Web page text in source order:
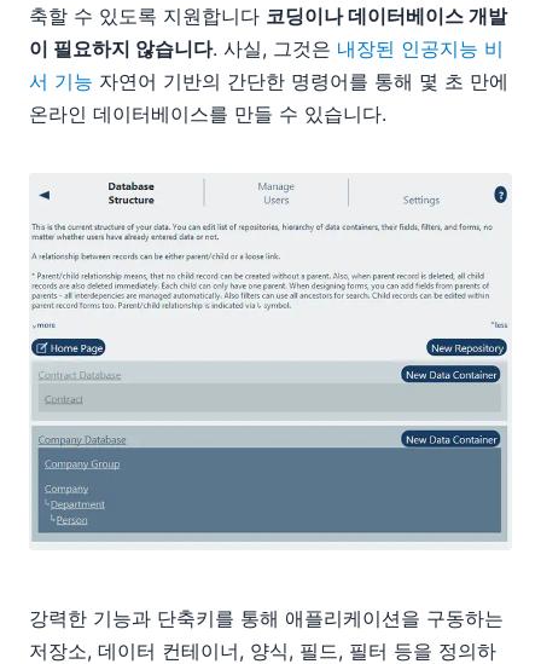
축할 수 있도록 지원합니다 코딩이나 데이터베이스 개발
이 필요하지 않습니다. 사실, 그것은 내장된 인공지능 비
서 기능 자연어 기반의 간단한 명령어를 통해 몇 초 만에
온라인 데이터베이스를 만들 수 있습니다.
강력한 기능과 단축키를 통해 애플리케이션을 구동하는
저장소, 데이터 컨테이너, 양식, 필드, 필터 등을 정의하